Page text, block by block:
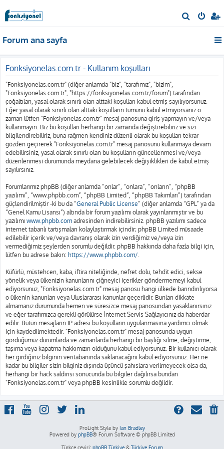
r
Forum ana sayfa
Fonksiyonelas.com.tr - Kullanım koşulları
"Fonksiyonelas.com.tr" (diğer anlamda "biz", "tarafımız", "bizim",
"Fonksiyonelas.com.tr", "https://fonksiyonelas.com.tr/forum") tarafından
çoğaltılan, yasal olarak sınırlı olan alttaki koşulları kabul etmiş sayılıyorsunuz.
Eğer yasal olarak sınırlı olan alttaki koşulların tümünü kabul etmiyorsanız o
zaman lütfen "Fonksiyonelas.com.tr" mesaj panosuna giriş yapmayın ve/veya
kullanmayın. Biz bu koşulları herhangi bir zamanda değiştirebiliriz ve sizi
bilgilendirebiliriz, buna rağmen kendiniz düzenli olarak bu koşulları tekrar
gözden geçirerek "Fonksiyonelas.com.tr" mesaj panosunu kullanmaya devam
edebilirsiniz, yasal olarak sınırlı olan bu koşulların güncellenmesi ve/veya
düzenlenmesi durumunda meydana gelebilecek değişiklikleri de kabul etmiş
sayılırsınız.
Forumlarımız phpBB (diğer anlamda “onlar”, “onlara”, “onların”, “phpBB
yazılımı”, “www.phpbb.com”, “phpBB Limited”, “phpBB Takımları”) tarafından
güçlendirilmiştir -ki bu da “General Public License” (diğer anlamda “GPL” ya da
“Genel Kamu Lisansı”) altında bir forum yazılımı olarak yayınlanmıştır ve bu
yazılımı www.phpbb.com adresinden indirebilirsiniz. phpBB yazılımı sadece
internet tabanlı tartışmaları kolaylaştırmak içindir; phpBB Limited müsaade
edilebilir içerik ve/veya davranış olarak izin verdiğimiz ve/veya izin
vermediğimiz şeylerden sorumlu değildir. phpBB hakkında daha fazla bilgi için,
lütfen bu adrese bakın: https://www.phpbb.com/.
Küfürlü, müstehcen, kaba, iftira niteliğinde, nefret dolu, tehdit edici, sekse
yönelik veya ülkenizin kanunlarını çiğneyici içerikler göndermemeyi kabul
ediyorsunuz, "Fonksiyonelas.com.tr" mesaj panosu hangi ülkede barındırılıyorsa
o ülkenin kanunları veya Uluslararası kanunlar geçerlidir. Bunları dikkate
almamanız durumunda hemen ve süresizce mesaj panosundan yasaklanırsınız
ve eğer tarafımızca gerekli görülürse İnternet Servis Sağlayıcınız da haberdar
edilir. Bütün mesajların IP adresi bu koşulların uygulanmasına yardımcı olmak
için kaydedilmektedir. "Fonksiyonelas.com.tr" mesaj panosunda uygun
gördüğümüz durumlarda ve zamanlarda herhangi bir başlığı silme, değiştirme,
taşıma veya kapatma hakkımızın olduğunu kabul ediyorsunuz. Bir kullanıcı olarak
her girdiğiniz bilginin veritabanında saklanacağını kabul ediyorsunuz. Her ne
kadar bu bilgiler sizin bilginiz dışında üçüncü şahıslara verilmeyecek olsa da,
herhangi bir hack saldırısı sonucunda bu bilgiler dağılırsa bundan
"Fonksiyonelas.com.tr" veya phpBB kesinlikle sorumlu değildir.
ProLight Style by Ian Bradley
Powered by phpBB® Forum Software © phpBB Limited
Türkçe çeviri: phpBB Türkiye& Türkiye Forum